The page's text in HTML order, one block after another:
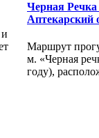
Черная
Аптекарский
Маршрут
м. «Черная
году),